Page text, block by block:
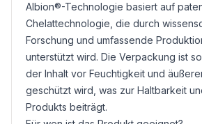
Albion®-Technologie basiert auf
Chelattechnologie, die durch
Forschung und umfassende
unterstützt wird. Die Verpackung ist
der Inhalt vor Feuchtigkeit und
geschützt wird, was zur Haltbarkeit
Produkts beiträgt.